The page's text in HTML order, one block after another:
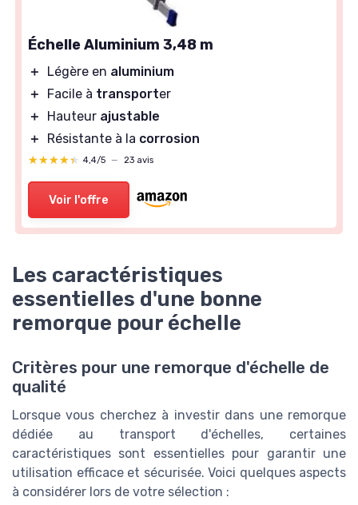
Échelle Aluminium 3,48 m
＋ Légère en aluminium
＋
Facile à transporter
＋
Hauteur ajustable
＋
Résistante à la corrosion
★★★★★
★★★★★ 4,4/5 — 23 avis
Voir l'offre
Les caractéristiques
essentielles d'une bonne
remorque pour échelle
Critères pour une remorque d'échelle de
qualité
Lorsque vous cherchez à investir dans une remorque
dédiée au transport d'échelles, certaines
caractéristiques sont essentielles pour garantir une
utilisation efficace et sécurisée. Voici quelques aspects
à considérer lors de votre sélection :